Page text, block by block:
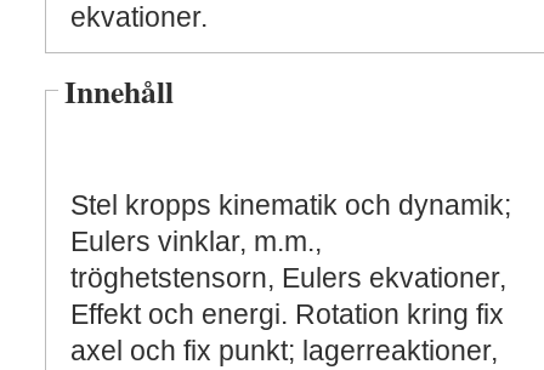
ekvationer.
Innehåll
Stel kropps kinematik och dynamik;
Eulers vinklar, m.m.,
tröghetstensorn, Eulers ekvationer,
Effekt och energi. Rotation kring fix
axel och fix punkt; lagerreaktioner,